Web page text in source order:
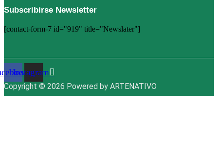
Subscribirse Newsletter
[contact-form-7 id="919" title="Newslater"]
Instagram
Copyright © 2026 Powered by ARTENATIVO